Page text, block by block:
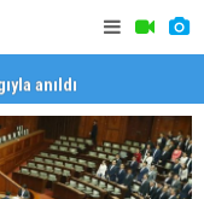
anıldı